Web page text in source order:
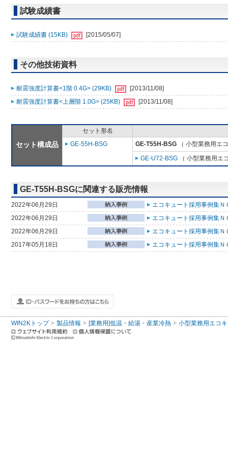
試験成績書
試験成績書 (15KB) [2015/05/07]
その他技術資料
耐震強度計算書<1階 0.4G> (29KB)
[2013/11/08]
耐震強度計算書<上層階 1.0G> (25KB)
[2013/11/08]
セット構成品
セット形名
GE-55H-BSG
GE-T55H-BSG （ 小型業務用エ
GE-U72-BSG （ 小型業務用エ
GE-T55H-BSGに関連する販売情報
2022年06月29日
エコキュート採用事例集
2022年06月29日
エコキュート採用事例集
2022年06月29日
エコキュート採用事例集
2017年05月18日
エコキュート採用事例集
WIN2Kトップ 製品情報 [業務用]低温・給湯・産業冷熱 小型業務用エコ